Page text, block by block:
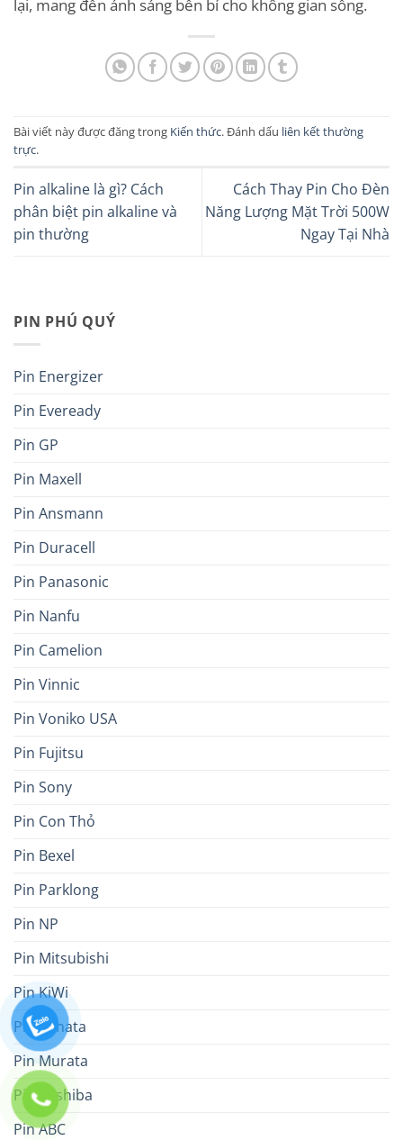
PIN PHÚ QUÝ
Pin Energizer
Pin Eveready
Pin GP
Pin Maxell
Pin Ansmann
Pin Duracell
Pin Panasonic
Pin Nanfu
Pin Camelion
Pin Vinnic
Pin Voniko USA
Pin Fujitsu
Pin Sony
Pin Con Thỏ
Pin Bexel
Pin Parklong
Pin NP
Pin Mitsubishi
Pin KiWi
Pin Renata
Pin Murata
Pin Toshiba
Pin ABC
lại, mang đến ánh sáng bền bỉ cho không gian sống.
Bài viết này được đăng trong Kiến thức. Đánh dấu liên kết thường
trực.
Pin alkaline là gì? Cách
phân biệt pin alkaline và
pin thường
Cách Thay Pin Cho Đèn
Năng Lượng Mặt Trời 500W
Ngay Tại Nhà